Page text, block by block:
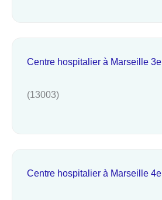
Centre hospitalier à Marseille
(13003)
Centre hospitalier à Marseille